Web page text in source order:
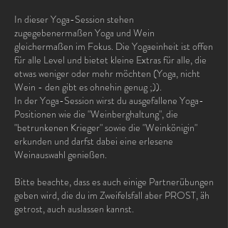
In dieser Yoga-Session stehen
zugegebenermaßen Yoga und Wein
gleichermaßen im Fokus. Die Yogaeinheit ist offen
für alle Level und bietet kleine Extras für alle, die
etwas weniger oder mehr möchten (Yoga, nicht
Wein - den gibt es ohnehin genug ;)).
In der Yoga-Session wirst du ausgefallene Yoga-
Positionen wie die "Weinberghaltung", die
"betrunkenen Krieger" sowie die "Weinkönigin"
erkunden und darfst dabei eine erlesene
Weinauswahl genießen.
Bitte beachte, dass es auch einige Partnerübungen
geben wird, die du im Zweifelsfall aber PROST, äh
getrost, auch auslassen kannst.